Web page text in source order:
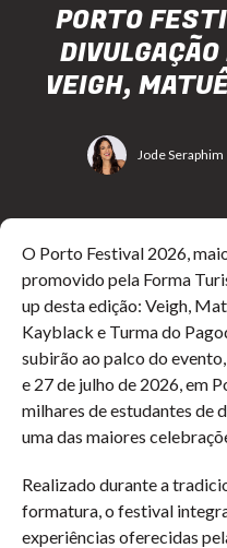
PORTO
VEIGH,
Jode Seraphim
O Porto Festival 2026,
promovido pela Forma
up desta edição: Veigh,
Kayblack e Turma do
subirão ao palco do
e 27 de julho de 2026, em
milhares de estudantes de
uma das maiores
Realizado durante a
formatura, o festival
experiências oferecidas